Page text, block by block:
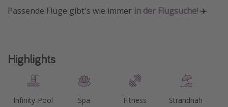
Passende Flüge gibt's wie immer in der Flugsuche! ✈️
Highlights
Infinity-Pool Spa Fitness Strandnah